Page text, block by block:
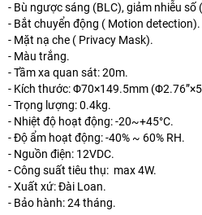
- Bù ngược sáng (BLC), giảm nhiễu số
- Bắt chuyển động ( Motion detection).
- Mặt nạ che ( Privacy Mask).
- Màu trắng.
- Tầm xa quan sát: 20m.
- Kích thước: Φ70×149.5mm
- Trọng lượng: 0.4kg.
- Nhiệt độ hoạt động: -20~+45°C.
- Độ ẩm hoạt động: -40% ~ 60% RH.
- Nguồn điện: 12VDC.
- Công suất tiêu thụ: max 4W.
- Xuất xứ: Đài Loan.
- Bảo hành: 24 tháng.